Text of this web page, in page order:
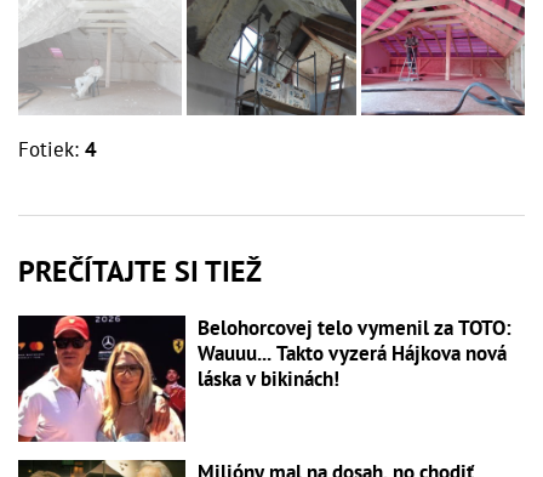
Fotiek: 4
PREČÍTAJTE SI TIEŽ
Belohorcovej telo vymenil za TOTO:
Wauuu... Takto vyzerá Hájkova nová
láska v bikinách!
Milióny mal na dosah, no chodiť